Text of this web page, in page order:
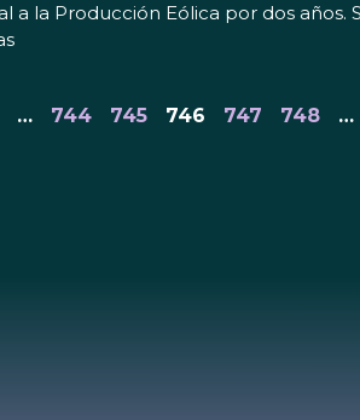
la Producción Eólica por dos años.
… 744 745 746 747 748 …